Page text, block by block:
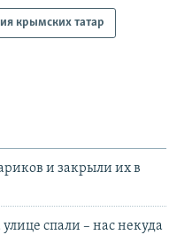
крымских татар
и закрыли их в
спали – нас некуда